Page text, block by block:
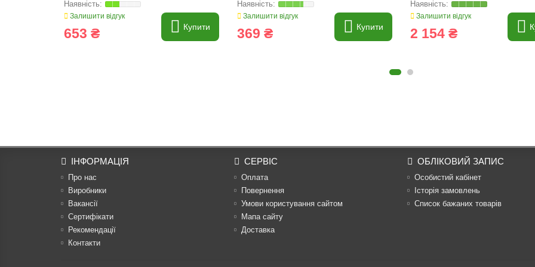
Залишити відгук
653 ₴ Купити
Залишити відгук
369 ₴ Купити
Залишити відгук
2 154 ₴
ІНФОРМАЦІЯ
Про нас
Виробники
Вакансії
Сертифікати
Рекомендації
Контакти
СЕРВІС
Оплата
Повернення
Умови користування сайтом
Мапа сайту
Доставка
ОБЛІКОВИЙ ЗАПИС
Особистий кабінет
Історія замовлень
Список бажаних товарів